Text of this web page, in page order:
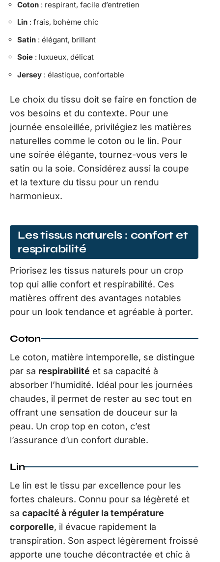
Coton : respirant, facile d’entretien
Lin : frais, bohème chic
Satin : élégant, brillant
Soie : luxueux, délicat
Jersey : élastique, confortable
Le choix du tissu doit se faire en fonction de
vos besoins et du contexte. Pour une
journée ensoleillée, privilégiez les matières
naturelles comme le coton ou le lin. Pour
une soirée élégante, tournez-vous vers le
satin ou la soie. Considérez aussi la coupe
et la texture du tissu pour un rendu
harmonieux.
Les tissus naturels : confort et
respirabilité
Priorisez les tissus naturels pour un crop
top qui allie confort et respirabilité. Ces
matières offrent des avantages notables
pour un look tendance et agréable à porter.
Coton
Le coton, matière intemporelle, se distingue
par sa respirabilité et sa capacité à
absorber l’humidité. Idéal pour les journées
chaudes, il permet de rester au sec tout en
offrant une sensation de douceur sur la
peau. Un crop top en coton, c’est
l’assurance d’un confort durable.
Lin
Le lin est le tissu par excellence pour les
fortes chaleurs. Connu pour sa légèreté et
sa capacité à réguler la température
corporelle, il évacue rapidement la
transpiration. Son aspect légèrement froissé
apporte une touche décontractée et chic à